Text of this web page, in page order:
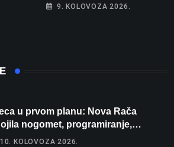
9. KOLOVOZA 2026.
u prvom planu: Nova Rača
nogomet, programiranje,
i folklor u jedan projekt
10. KOLOVOZA 2026.